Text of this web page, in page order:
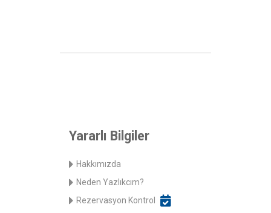
Yararlı Bilgiler
Hakkımızda
Neden Yazlıkcım?
Rezervasyon Kontrol